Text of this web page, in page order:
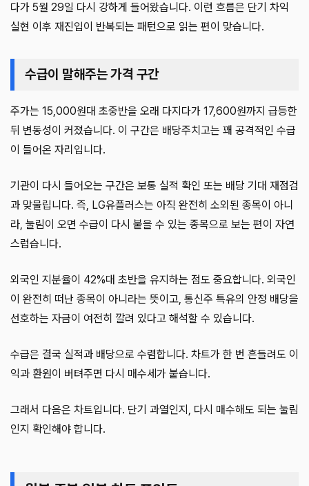
다가 5월 29일 다시 강하게 들어왔습니다. 이런 흐름은 단기 차익
실현 이후 재진입이 반복되는 패턴으로 읽는 편이 맞습니다.
수급이 말해주는 가격 구간
주가는 15,000원대 초중반을 오래 다지다가 17,600원까지 급등한
뒤 변동성이 커졌습니다. 이 구간은 배당주치고는 꽤 공격적인 수급
이 들어온 자리입니다.
기관이 다시 들어오는 구간은 보통 실적 확인 또는 배당 기대 재점검
과 맞물립니다. 즉, LG유플러스는 아직 완전히 소외된 종목이 아니
라, 눌림이 오면 수급이 다시 붙을 수 있는 종목으로 보는 편이 자연
스럽습니다.
외국인 지분율이 42%대 초반을 유지하는 점도 중요합니다. 외국인
이 완전히 떠난 종목이 아니라는 뜻이고, 통신주 특유의 안정 배당을
선호하는 자금이 여전히 깔려 있다고 해석할 수 있습니다.
수급은 결국 실적과 배당으로 수렴합니다. 차트가 한 번 흔들려도 이
익과 환원이 버텨주면 다시 매수세가 붙습니다.
그래서 다음은 차트입니다. 단기 과열인지, 다시 매수해도 되는 눌림
인지 확인해야 합니다.